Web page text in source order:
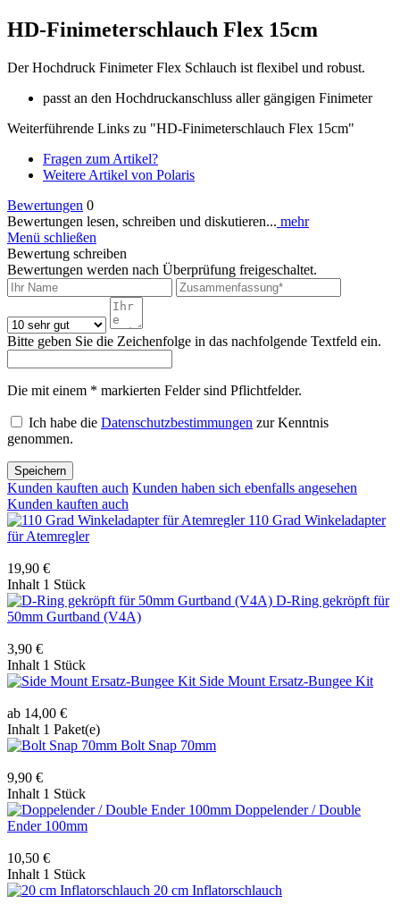
HD-Finimeterschlauch Flex 15cm
Der Hochdruck Finimeter Flex Schlauch ist flexibel und robust.
passt an den Hochdruckanschluss aller gängigen Finimeter
Weiterführende Links zu "HD-Finimeterschlauch Flex 15cm"
Fragen zum Artikel?
Weitere Artikel von Polaris
Bewertungen 0
Bewertungen lesen, schreiben und diskutieren... mehr
Menü schließen
Bewertung schreiben
Bewertungen werden nach Überprüfung freigeschaltet.
Bitte geben Sie die Zeichenfolge in das nachfolgende Textfeld ein.
Die mit einem * markierten Felder sind Pflichtfelder.
Ich habe die Datenschutzbestimmungen zur Kenntnis
genommen.
Speichern
Kunden kauften auch Kunden haben sich ebenfalls angesehen
Kunden kauften auch
110 Grad Winkeladapter
für Atemregler
19,90 €
Inhalt 1 Stück
D-Ring gekröpft für
50mm Gurtband (V4A)
3,90 €
Inhalt 1 Stück
Side Mount Ersatz-Bungee Kit
ab 14,00 €
Inhalt 1 Paket(e)
Bolt Snap 70mm
9,90 €
Inhalt 1 Stück
Doppelender / Double
Ender 100mm
10,50 €
Inhalt 1 Stück
20 cm Inflatorschlauch